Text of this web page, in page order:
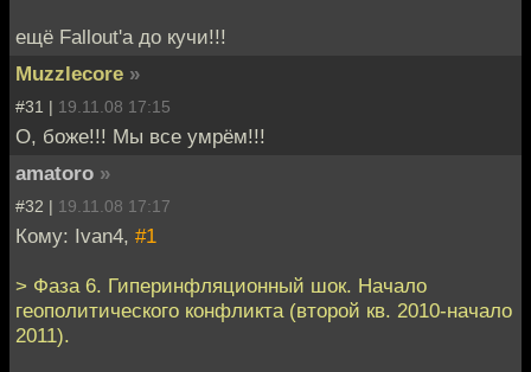
ещё Fallout'а до кучи!!!
Muzzlecore »
#31 | 19.11.08 17:15
О, боже!!! Мы все умрём!!!
amatoro »
#32 | 19.11.08 17:17
Кому: Ivan4, #1
> Фаза 6. Гиперинфляционный шок. Начало
геополитического конфликта (второй кв. 2010-начало
2011).